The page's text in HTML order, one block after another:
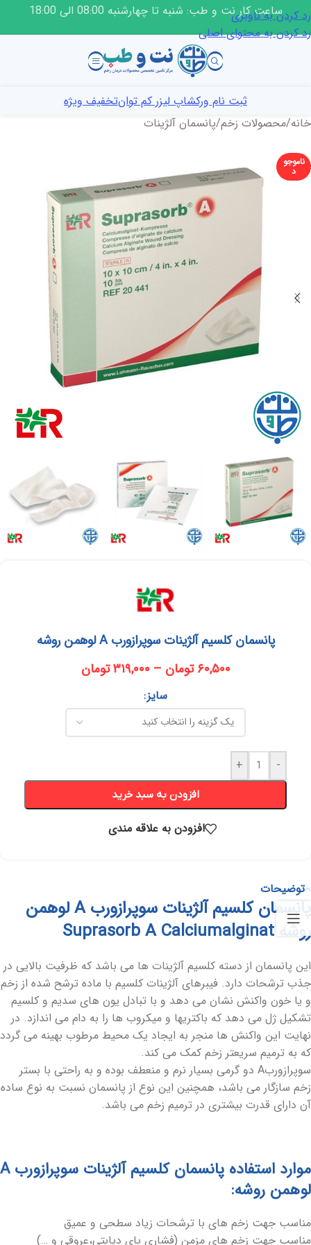
رد کردن به ناوبری
رد کردن به محتوای اصلی
ساعت کار نت و طب: شنبه تا چهارشنبه 08:00 الی 18:00
ثبت نام ورکشاپ لیزر کم توانتخفیف ویژه
خانه/محصولات زخم/پانسمان آلژینات
ناموجو
د
پانسمان کلسیم آلژینات سوپرازورب A لوهمن روشه
۶۰,۵۰۰ تومان – ۳۱۹,۰۰۰تومان
سایز
-
+
افزودن به سبد خرید
افزودن به علاقه مندی
توضیحات
پانسمان کلسیم آلژینات سوپرازورب A لوهمن
روشه Suprasorb A Calciumalginat
این پانسمان از دسته کلسیم آلژینات ها می باشد که ظرفیت بالایی در
جذب ترشحات دارد. فیبرهای آلژینات کلسیم با ماده ترشح شده از زخم
و یا خون واکنش نشان می دهد و با تبادل یون های سدیم و کلسیم
تشکیل ژل می دهد که باکتریها و میکروب ها را به دام می اندازد. در
نهایت این واکنش ها منجر به ایجاد یک محیط مرطوب بهینه می گردد
که به ترمیم سریعتر زخم کمک می کند.
سوپرازوربA دو گرمی بسیار نرم و منعطف بوده و به راحتی با بستر
زخم سازگار می باشد، همچنین این نوع از پانسمان نسبت به نوع ساده
آن دارای قدرت بیشتری در ترمیم زخم می باشد.
موارد استفاده پانسمان کلسیم آلژینات سوپرازورب A
لوهمن روشه:
مناسب جهت زخم های با ترشحات زیاد سطحی و عمیق
مناسب جهت زخم های مزمن (فشاری پای دیابتی،عروقی و …)